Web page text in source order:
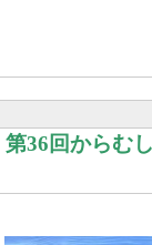
第36回からむ